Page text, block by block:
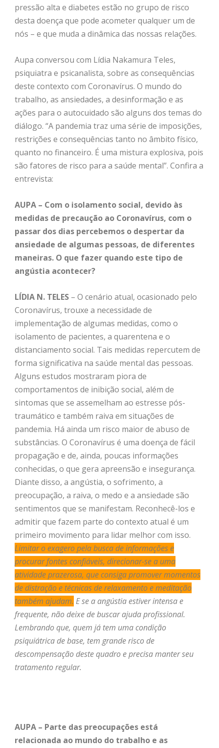
pressão alta e diabetes estão no grupo de risco
desta doença que pode acometer qualquer um de
nós – e que muda a dinâmica das nossas relações.
Aupa conversou com Lídia Nakamura Teles,
psiquiatra e psicanalista, sobre as consequências
deste contexto com Coronavírus. O mundo do
trabalho, as ansiedades, a desinformação e as
ações para o autocuidado são alguns dos temas do
diálogo. “A pandemia traz uma série de imposições,
restrições e consequências tanto no âmbito físico,
quanto no financeiro. É uma mistura explosiva, pois
são fatores de risco para a saúde mental”. Confira a
entrevista:
AUPA – Com o isolamento social, devido às
medidas de precaução ao Coronavírus, com o
passar dos dias percebemos o despertar da
ansiedade de algumas pessoas, de diferentes
maneiras. O que fazer quando este tipo de
angústia acontecer?
LÍDIA N. TELES – O cenário atual, ocasionado pelo
Coronavírus, trouxe a necessidade de
implementação de algumas medidas, como o
isolamento de pacientes, a quarentena e o
distanciamento social. Tais medidas repercutem de
forma significativa na saúde mental das pessoas.
Alguns estudos mostraram piora de
comportamentos de inibição social, além de
sintomas que se assemelham ao estresse pós-
traumático e também raiva em situações de
pandemia. Há ainda um risco maior de abuso de
substâncias. O Coronavírus é uma doença de fácil
propagação e de, ainda, poucas informações
conhecidas, o que gera apreensão e insegurança.
Diante disso, a angústia, o sofrimento, a
preocupação, a raiva, o medo e a ansiedade são
sentimentos que se manifestam. Reconhecê-los e
admitir que fazem parte do contexto atual é um
primeiro movimento para lidar melhor com isso.
Limitar o exagero pela busca de informações e
procurar fontes confiáveis, direcionar-se a uma
atividade prazerosa, que consiga promover momentos
de distração e técnicas de relaxamento e meditação
também ajudam. E se a angústia estiver intensa e
frequente, não deixe de buscar ajuda profissional.
Lembrando que, quem já tem uma condição
psiquiátrica de base, tem grande risco de
descompensação deste quadro e precisa manter seu
tratamento regular.
AUPA – Parte das preocupações está
relacionada ao mundo do trabalho e as